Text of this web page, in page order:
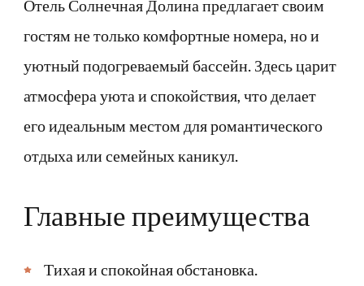
Отель Солнечная Долина предлагает своим
гостям не только комфортные номера, но и
уютный подогреваемый бассейн. Здесь царит
атмосфера уюта и спокойствия, что делает
его идеальным местом для романтического
отдыха или семейных каникул.
Главные преимущества
Тихая и спокойная обстановка.